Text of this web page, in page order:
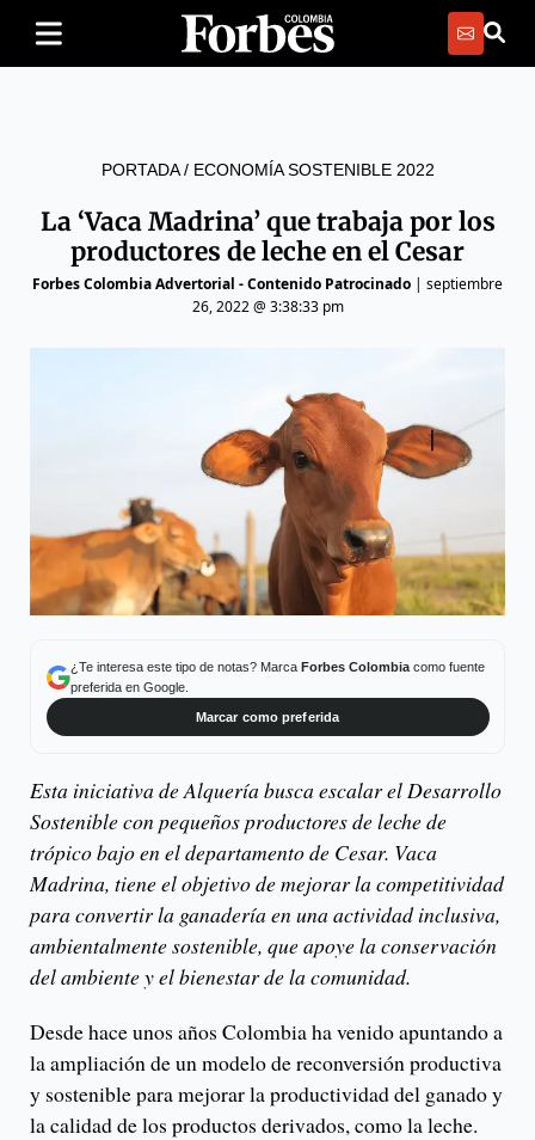
PORTADA/ ECONOMÍA SOSTENIBLE 2022
La ‘Vaca Madrina’ que trabaja por los
productores de leche en el Cesar
Forbes Colombia Advertorial - Contenido Patrocinado | septiembre
26, 2022 @ 3:38:33 pm
¿Te interesa este tipo de notas? Marca Forbes Colombiacomo fuente
preferida en Google.
Marcar como preferida
Esta iniciativa de Alquería busca escalar el Desarrollo
Sostenible con pequeños productores de leche de
trópico bajo en el departamento de Cesar. Vaca
Madrina, tiene el objetivo de mejorar la competitividad
para convertir la ganadería en una actividad inclusiva,
ambientalmente sostenible, que apoye la conservación
del ambiente y el bienestar de la comunidad.
Desde hace unos años Colombia ha venido apuntando a
la ampliación de un modelo de reconversión productiva
y sostenible para mejorar la productividad del ganado y
la calidad de los productos derivados, como la leche.